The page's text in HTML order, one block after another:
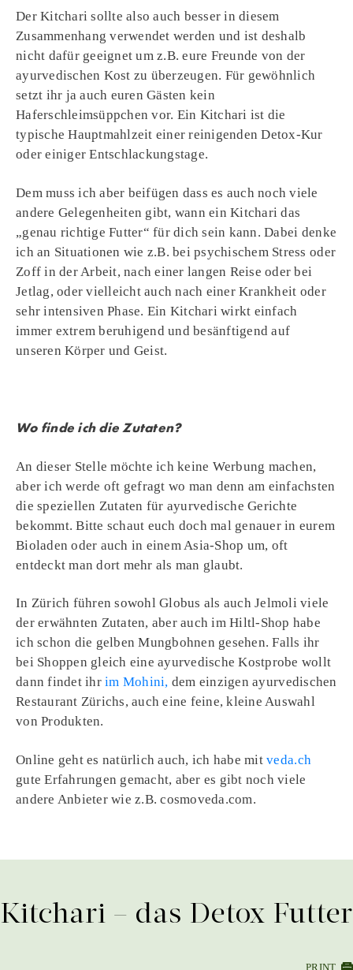
Der Kitchari sollte also auch besser in diesem
Zusammenhang verwendet werden und ist deshalb
nicht dafür geeignet um z.B. eure Freunde von der
ayurvedischen Kost zu überzeugen. Für gewöhnlich
setzt ihr ja auch euren Gästen kein
Haferschleimsüppchen vor. Ein Kitchari ist die
typische Hauptmahlzeit einer reinigenden Detox-Kur
oder einiger Entschlackungstage.
Dem muss ich aber beifügen dass es auch noch viele
andere Gelegenheiten gibt, wann ein Kitchari das
„genau richtige Futter“ für dich sein kann. Dabei denke
ich an Situationen wie z.B. bei psychischem Stress oder
Zoff in der Arbeit, nach einer langen Reise oder bei
Jetlag, oder vielleicht auch nach einer Krankheit oder
sehr intensiven Phase. Ein Kitchari wirkt einfach
immer extrem beruhigend und besänftigend auf
unseren Körper und Geist.
Wo finde ich die Zutaten?
An dieser Stelle möchte ich keine Werbung machen,
aber ich werde oft gefragt wo man denn am einfachsten
die speziellen Zutaten für ayurvedische Gerichte
bekommt. Bitte schaut euch doch mal genauer in eurem
Bioladen oder auch in einem Asia-Shop um, oft
entdeckt man dort mehr als man glaubt.
In Zürich führen sowohl Globus als auch Jelmoli viele
der erwähnten Zutaten, aber auch im Hiltl-Shop habe
ich schon die gelben Mungbohnen gesehen. Falls ihr
bei Shoppen gleich eine ayurvedische Kostprobe wollt
dann findet ihrim Mohini, dem einzigen ayurvedischen
Restaurant Zürichs, auch eine feine, kleine Auswahl
von Produkten.
Online geht es natürlich auch, ich habe mitveda.ch
gute Erfahrungen gemacht, aber es gibt noch viele
andere Anbieter wie z.B. cosmoveda.com.
Kitchari – das Detox Futter
PRINT